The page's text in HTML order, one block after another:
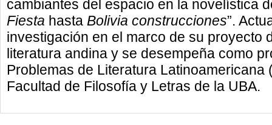
cambiantes del espacio en la novelística
Fiesta hasta Bolivia construcciones”.
investigación en el marco de su proyecto
literatura andina y se desempeña como
Problemas de Literatura Latinoamericana
Facultad de Filosofía y Letras de la UBA.